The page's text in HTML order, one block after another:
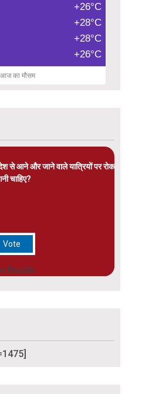
+26°C
+28°C
+28°C
+26°C
आज का मौसम
से आने और जाने वाले यात्रियों पर रोक
चाहिए?
Results